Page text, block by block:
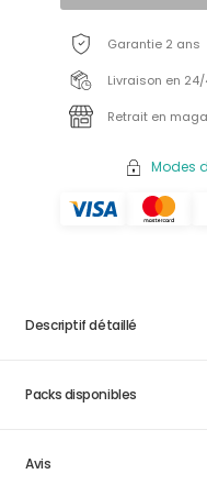
Garantie 2 ans
Livraison en
Retrait en
Modes
Descriptif détaillé
Packs disponibles
Avis